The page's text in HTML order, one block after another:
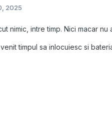
2025
nimic, intre timp. Nici macar
timpul sa inlocuiesc si